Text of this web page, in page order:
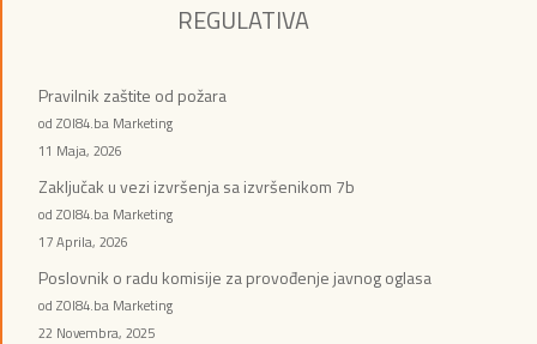
REGULATIVA
Pravilnik zaštite od požara
od ZOI84.ba Marketing
11 Maja, 2026
Zaključak u vezi izvršenja sa izvršenikom 7b
od ZOI84.ba Marketing
17 Aprila, 2026
Poslovnik o radu komisije za provođenje javnog oglasa
od ZOI84.ba Marketing
22 Novembra, 2025